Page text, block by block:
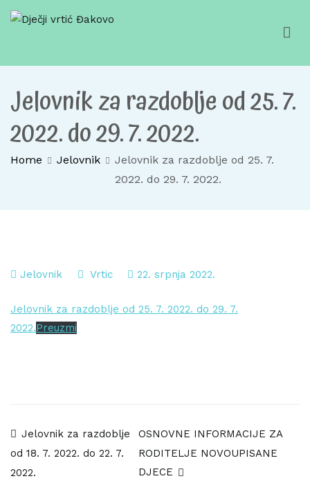
Skip
Dječji vrtić Đakovo
Za sretno djetinjstvo
Jelovnik za razdoblje od 25. 7.
2022. do 29. 7. 2022.
Home Jelovnik
Jelovnik za razdoblje od 25. 7.
2022. do 29. 7. 2022.
Jelovnik Vrtic 22. srpnja 2022.
Jelovnik za razdoblje od 25. 7. 2022. do 29. 7.
2022.Preuzmi
Navigacija
objava
Jelovnik za razdoblje
od 18. 7. 2022. do 22. 7.
2022.
OSNOVNE INFORMACIJE ZA
RODITELJE NOVOUPISANE
DJECE